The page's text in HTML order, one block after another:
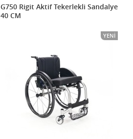
G750 Rigit Aktif Tekerlekli Sandalye
40 CM
YENI